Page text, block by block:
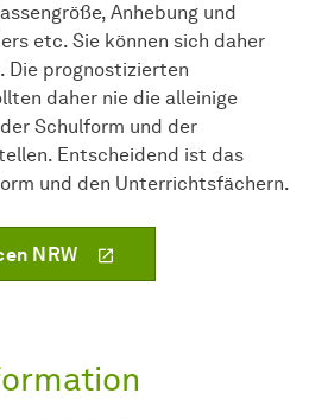
Anhebung und
etc. Sie können sich daher
Die prognostizierten
daher nie die alleinige
Schulform und der
Entscheidend ist das
und den Unterrichtsfächern.
NRW